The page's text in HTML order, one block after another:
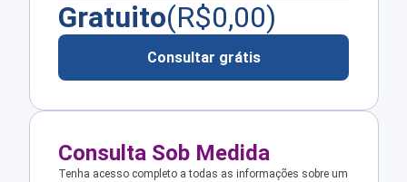
Gratuito(R$0,00)
Consultar grátis
Consulta Sob Medida
Tenha acesso completo a todas as informações sobre um